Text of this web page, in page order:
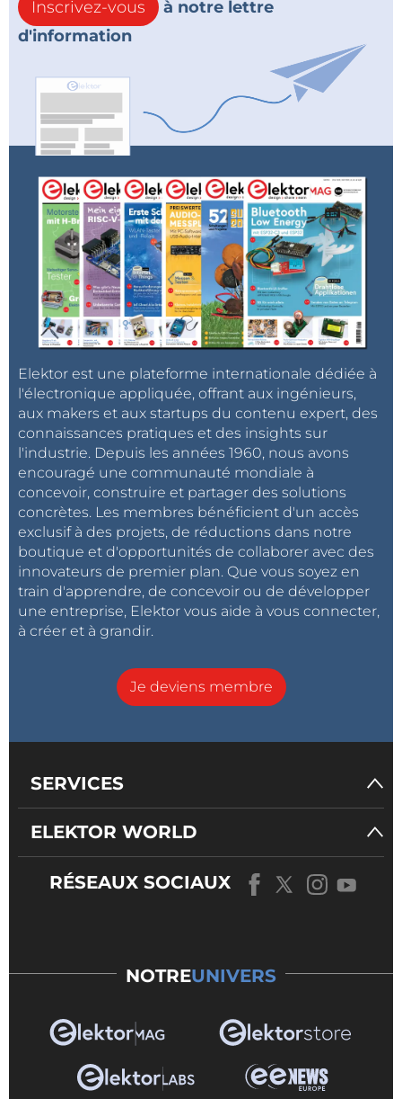
Inscrivez-vous
à notre lettre
d'information
Elektor est une plateforme internationale dédiée à
l'électronique appliquée, offrant aux ingénieurs,
aux makers et aux startups du contenu expert, des
connaissances pratiques et des insights sur
l'industrie. Depuis les années 1960, nous avons
encouragé une communauté mondiale à
concevoir, construire et partager des solutions
concrètes. Les membres bénéficient d'un accès
exclusif à des projets, de réductions dans notre
boutique et d'opportunités de collaborer avec des
innovateurs de premier plan. Que vous soyez en
train d'apprendre, de concevoir ou de développer
une entreprise, Elektor vous aide à vous connecter,
à créer et à grandir.
Je deviens membre
SERVICES
ELEKTOR WORLD
RÉSEAUX SOCIAUX
NOTREUNIVERS